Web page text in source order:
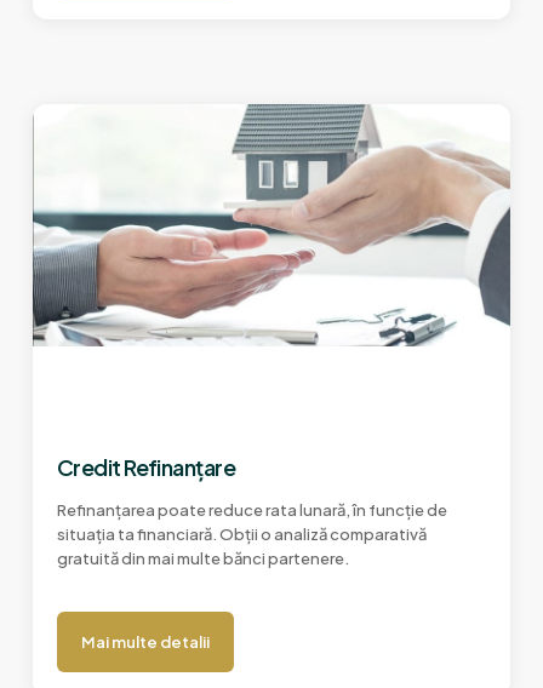
Credit Refinanțare
Refinanțarea poate reduce rata lunară, în funcție de
situația ta financiară. Obții o analiză comparativă
gratuită din mai multe bănci partenere.
Mai multe detalii